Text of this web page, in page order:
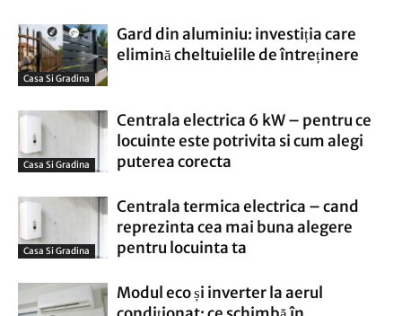
Casa Si Gradina
Gard din aluminiu: investiția care
elimină cheltuielile de întreținere
Casa Si Gradina
Centrala electrica 6 kW – pentru ce
locuinte este potrivita si cum alegi
puterea corecta
Casa Si Gradina
Centrala termica electrica – cand
reprezinta cea mai buna alegere
pentru locuinta ta
Modul eco și inverter la aerul